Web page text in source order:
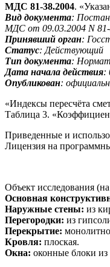
МДС 81-38.2004.
Вид документа:
МДС от 09.03.2004 N
Принявший орган:
Статус: Действующий
Тип документа:
Дата начала действия:
Опубликован:
«Индексы пересчёта
Таблица 3.
Приведенные и
Лицензия на
Объект исследования
Основная
Наружные стены: из
Перегородки: из
Перекрытие:
Кровля: плоская.
Окна: оконные блоки